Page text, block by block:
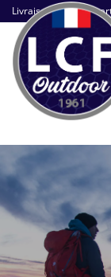
Livraison offerte à